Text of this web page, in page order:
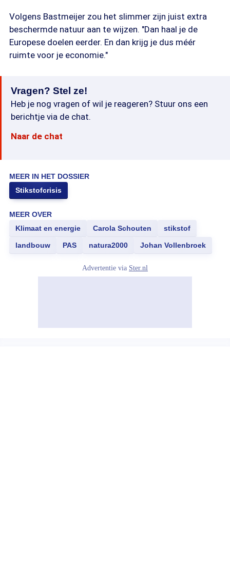
Volgens Bastmeijer zou het slimmer zijn juist extra
beschermde natuur aan te wijzen. "Dan haal je de
Europese doelen eerder. En dan krijg je dus méér
ruimte voor je economie."
Vragen? Stel ze!
Heb je nog vragen of wil je reageren? Stuur ons een
berichtje via de chat.
Naar de chat
MEER IN HET DOSSIER
Stikstofcrisis
MEER OVER
Klimaat en energie
Carola Schouten stikstof
landbouw PAS natura2000 Johan Vollenbroek
Advertentie via Ster.nl